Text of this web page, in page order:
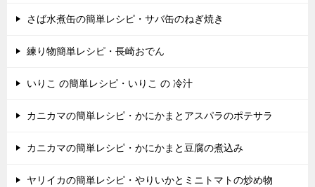
さば水煮缶の簡単レシピ・サバ缶のねぎ焼き
練り物簡単レシピ・長崎おでん
いりこ の簡単レシピ・いりこ の 冷汁
カニカマの簡単レシピ・かにかまとアスパラのポテサラ
カニカマの簡単レシピ・かにかまと豆腐の煮込み
ヤリイカの簡単レシピ・やりいかとミニトマトの炒め物